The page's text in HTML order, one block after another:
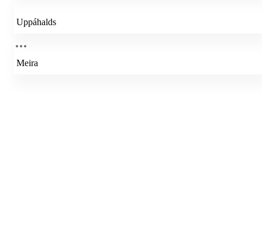
Uppáhalds
Meira